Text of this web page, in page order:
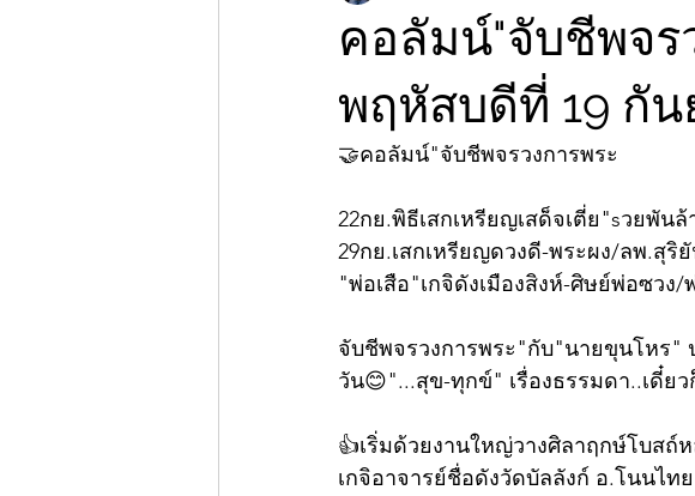
คอลัมน์"จับชีพจร
พฤหัสบดีที่ 19 กัน
🤝คอลัมน์"จับชีพจรวงการพระ
22กย.พิธีเสกเหรียญเสด็จเตี่ย"sวยพันล้
29กย.เสกเหรียญดวงดี-พระผง/ลพ.สุริ
"พ่อเสือ"เกจิดังเมืองสิงห์-ศิษย์พ่อซวง/
จับชีพจรวงการพระ"กับ"นายขุนโหร"
วัน😊"...สุข-ทุกข์" เรื่องธรรมดา..เดี๋ยว
👍เริ่มด้วยงานใหญ่วางศิลาฤกษ์โบส
เกจิอาจารย์ชื่อดังวัดบัลลังก์ อ.โนนไ